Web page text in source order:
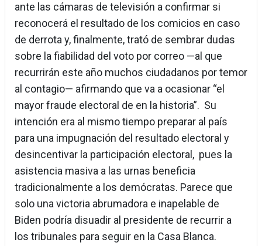
ante las cámaras de televisión a confirmar si
reconocerá el resultado de los comicios en caso
de derrota y, finalmente, trató de sembrar dudas
sobre la fiabilidad del voto por correo —al que
recurrirán este año muchos ciudadanos por temor
al contagio— afirmando que va a ocasionar “el
mayor fraude electoral de en la historia”. Su
intención era al mismo tiempo preparar al país
para una impugnación del resultado electoral y
desincentivar la participación electoral, pues la
asistencia masiva a las urnas beneficia
tradicionalmente a los demócratas. Parece que
solo una victoria abrumadora e inapelable de
Biden podría disuadir al presidente de recurrir a
los tribunales para seguir en la Casa Blanca.